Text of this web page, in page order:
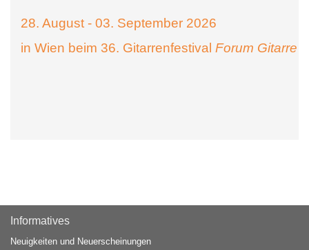
28. August - 03. September 2026
in Wien beim 36. Gitarrenfestival Forum Gitarre
Informatives
Neuigkeiten und Neuerscheinungen